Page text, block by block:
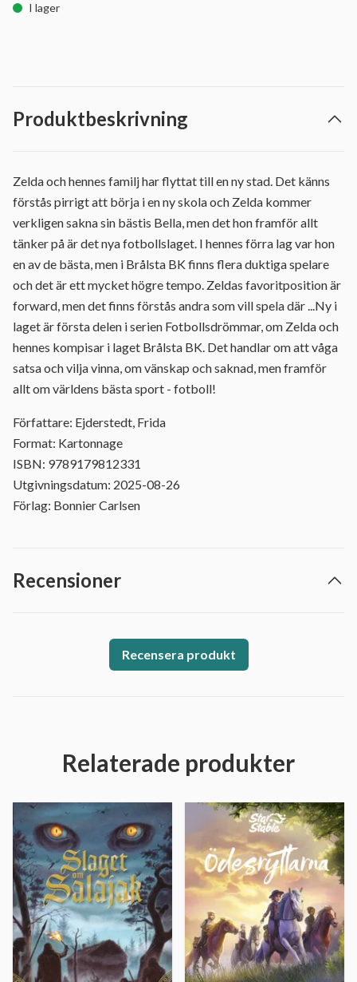
I lager
Produktbeskrivning
Zelda och hennes familj har flyttat till en ny stad. Det känns
förstås pirrigt att börja i en ny skola och Zelda kommer
verkligen sakna sin bästis Bella, men det hon framför allt
tänker på är det nya fotbollslaget. I hennes förra lag var hon
en av de bästa, men i Brålsta BK finns flera duktiga spelare
och det är ett mycket högre tempo. Zeldas favoritposition är
forward, men det finns förstås andra som vill spela där ...Ny i
laget är första delen i serien Fotbollsdrömmar, om Zelda och
hennes kompisar i laget Brålsta BK. Det handlar om att våga
satsa och vilja vinna, om vänskap och saknad, men framför
allt om världens bästa sport - fotboll!
Författare: Ejderstedt, Frida
Format: Kartonnage
ISBN: 9789179812331
Utgivningsdatum: 2025-08-26
Förlag: Bonnier Carlsen
Recensioner
Recensera produkt
Relaterade produkter